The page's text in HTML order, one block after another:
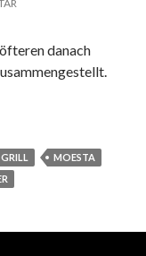
danach
GRILL
MOESTA